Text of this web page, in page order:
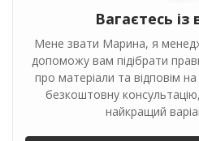
Вагаєтесь
Мене звати Марина, я
допоможу вам підібрати
про матеріали та відповім
безкоштовну
найкращий